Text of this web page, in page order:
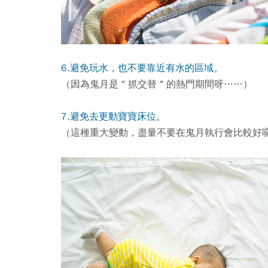
6.避免玩水，也不要靠近有水的區域。
（因為鬼月是＂抓交替＂的熱門期間呀……）
7.避免去更動寶寶床位。
（這種重大變動，盡量不要在鬼月執行會比較好